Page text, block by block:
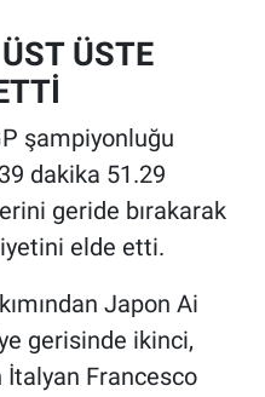
ÜSTE
şampiyonluğu
dakika 51.29
geride bırakarak
elde etti.
Japon Ai
gerisinde ikinci,
Francesco